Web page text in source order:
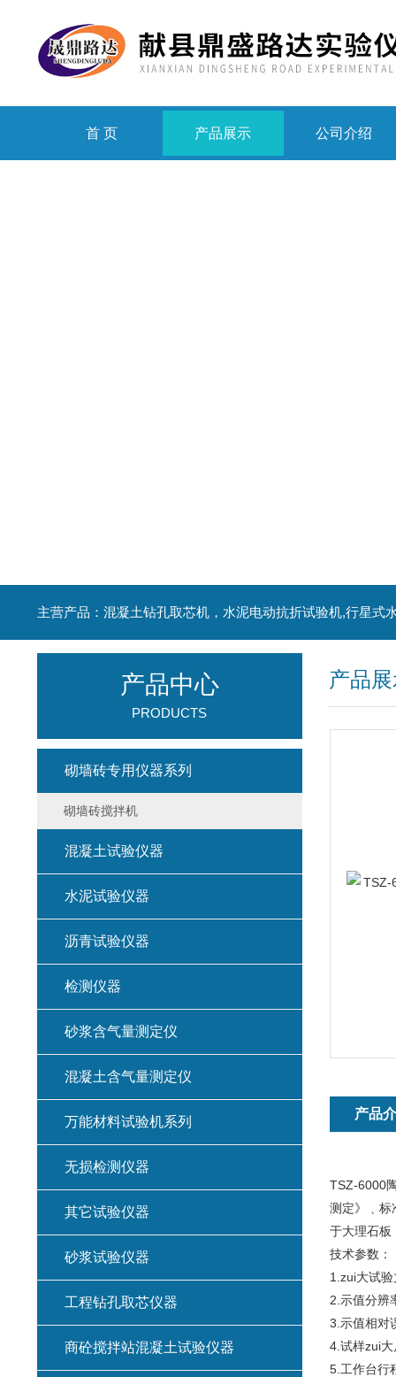
首 页 产品展示 公司介绍
产品
产品
TSZ-6000
测定》﹑标
于大理石板
技术参数：
1.zui大试
2.示值分辨
3.示值相对
4.试样zui
5.工作台行
产品中心
PRODUCTS
砌墙砖专用仪器系列
砌墙砖搅拌机
混凝土试验仪器
水泥试验仪器
沥青试验仪器
检测仪器
砂浆含气量测定仪
混凝土含气量测定仪
万能材料试验机系列
无损检测仪器
其它试验仪器
砂浆试验仪器
工程钻孔取芯仪器
商砼搅拌站混凝土试验仪器